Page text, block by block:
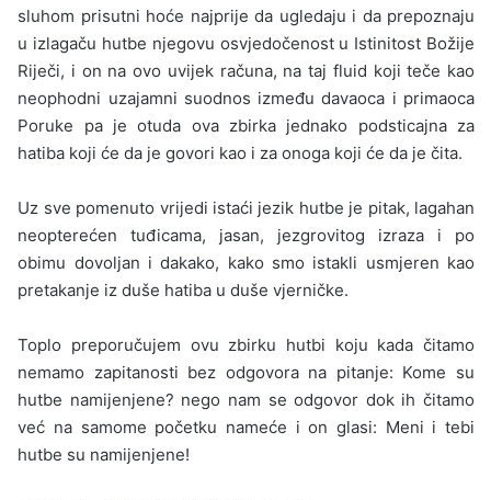
sluhom prisutni hoće najprije da ugledaju i da prepoznaju
u izlagaču hutbe njegovu osvjedočenost u Istinitost Božije
Riječi, i on na ovo uvijek računa, na taj fluid koji teče kao
neophodni uzajamni suodnos između davaoca i primaoca
Poruke pa je otuda ova zbirka jednako podsticajna za
hatiba koji će da je govori kao i za onoga koji će da je čita.
Uz sve pomenuto vrijedi istaći jezik hutbe je pitak, lagahan
ne­opterećen tuđicama, jasan, jezgrovitog izraza i po
obimu dovoljan i dakako, kako smo istakli usmjeren kao
pretakanje iz duše hatiba u duše vjerničke.
Toplo preporučujem ovu zbirku hutbi koju kada čitamo
nema­mo zapitanosti bez odgovora na pitanje: Kome su
hutbe namije­njene? nego nam se odgovor dok ih čitamo
već na samome po­četku nameće i on glasi: Meni i tebi
hutbe su namijenjene!